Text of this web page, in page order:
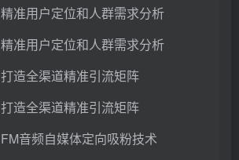
准用户定位和人群需求分析
准用户定位和人群需求分析
造全渠道精准引流矩阵
造全渠道精准引流矩阵
音频自媒体定向吸粉技术